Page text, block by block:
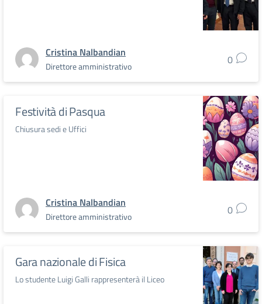
Cristina Nalbandian
Direttore amministrativo 0
Festività di Pasqua
Chiusura sedi e Uffici
Cristina Nalbandian
Direttore amministrativo 0
Gara nazionale di Fisica
Lo studente Luigi Galli rappresenterà il Liceo